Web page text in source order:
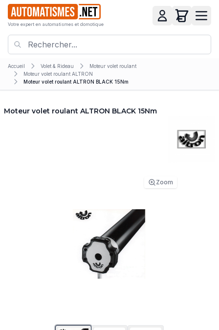
Votre expert en automatismes et domotique
Accueil Volet & Rideau
Moteur volet roulant
Moteur volet roulant ALTRON
Moteur volet roulant ALTRON BLACK 15Nm
Moteur volet roulant ALTRON BLACK 15Nm
Zoom